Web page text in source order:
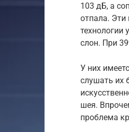
103 дБ, а
отпала. Эти
технологии
слон. При
У них
слушать их
шея.
проблема